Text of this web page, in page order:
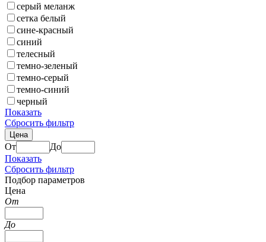
серый меланж
сетка белый
сине-красный
синий
телесный
темно-зеленый
темно-серый
темно-синий
черный
Показать
Сбросить фильтр
Цена
От
До
Показать
Сбросить фильтр
Подбор параметров
Цена
От
До